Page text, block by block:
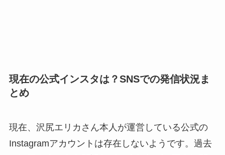
現在の公式インスタは？SNSでの発信状況ま
とめ
現在、沢尻エリカさん本人が運営している公式の
Instagramアカウントは存在しないようです。過去